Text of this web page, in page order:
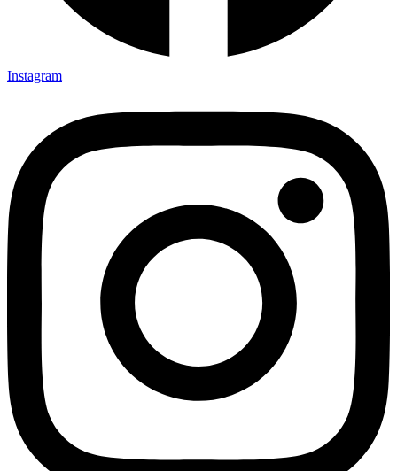
Instagram